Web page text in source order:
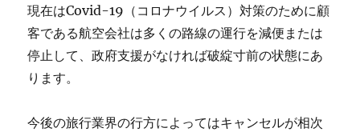
現在はCovid-19（コロナウイルス）対策のために顧
客である航空会社は多くの路線の運行を減便または
停止して、政府支援がなければ破綻寸前の状態にあ
ります。
今後の旅行業界の行方によってはキャンセルが相次